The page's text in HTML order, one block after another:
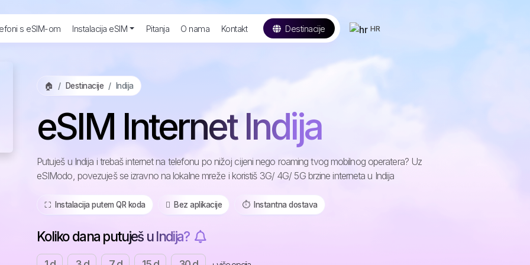
s eSIM-om Instalacija eSIM Pitanja O nama Kontakt Destinacije HR
🏠 Destinacije Indija
eSIM Internet Indija
Putuješ u Indija i trebaš internet na telefonu po nižoj cijeni nego roaming tvog mobilnog operatera? Uz
eSIModo, povezuješ se izravno na lokalne mreže i koristiš 3G/ 4G/ 5G brzine interneta u Indija
⛶️️ Instalacija putem QR koda ️ Bez aplikacije ⏱️️ Instantna dostava
Koliko dana putuješ u Indija?